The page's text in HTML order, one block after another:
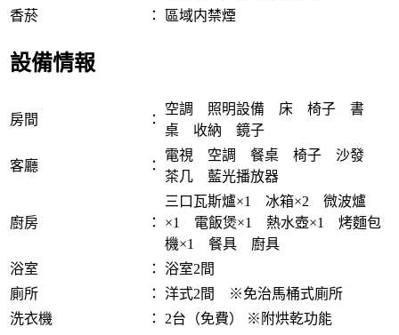
香菸
： 區域内禁煙
設備情報
房間 ：
空調 照明設備 床 椅子 書
桌 收納 鏡子
客廳 ：
電視 空調 餐桌 椅子 沙發
茶几 藍光播放器
廚房 ：
三口瓦斯爐×1 冰箱×2 微波爐
×1 電飯煲×1 熱水壺×1 烤麵包
機×1 餐具 廚具
浴室
： 浴室2間
廁所
： 洋式2間 ※免治馬桶式廁所
洗衣機
：
2台（免費） ※附烘乾功能